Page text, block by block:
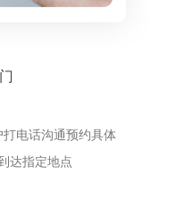
电话沟通预约具体
达指定地点